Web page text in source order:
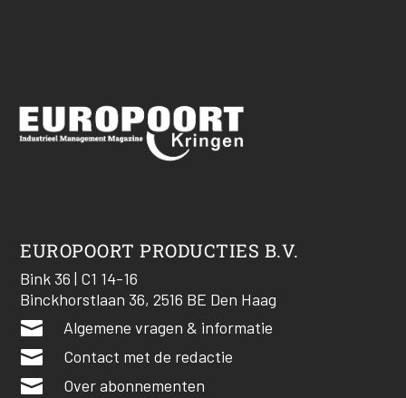
EUROPOORT PRODUCTIES B.V.
Bink 36 | C1 14-16
Binckhorstlaan 36, 2516 BE Den Haag
 Algemene vragen & informatie
 Contact met de redactie
 Over abonnementen